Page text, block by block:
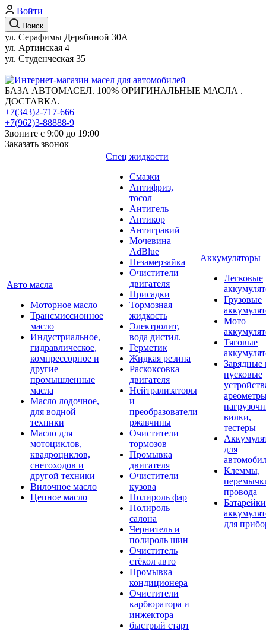
Войти
Поиск
ул. Серафимы Дерябиной 30А
ул. Артинская 4
ул. Студенческая 35
БАЗА АВТОМАСЕЛ. 100% ОРИГИНАЛЬНЫЕ МАСЛА .
ДОСТАВКА.
+7(343)2-717-666
+7(962)3-88888-9
Звоните с 9:00 до 19:00
Заказать звонок
Авто масла
Моторное масло
Трансмиссионное
масло
Индустриальное,
гидравлическое,
компрессорное и
другие
промышленные
масла
Масло лодочное,
для водной
техники
Масло для
мотоциклов,
квадроциклов,
снегоходов и
другой техники
Вилочное масло
Цепное масло
Спец жидкости
Смазки
Антифриз,
тосол
Антигель
Антикор
Антигравий
Мочевина
AdBlue
Незамерзайка
Очистители
двигателя
Присадки
Тормозная
жидкость
Электролит,
вода дистил.
Герметик
Жидкая резина
Раскоксовка
двигателя
Нейтрализаторы
и
преобразователи
ржавчины
Очистители
тормозов
Промывка
двигателя
Очистители
кузова
Полироль фар
Полироль
салона
Чернитель и
полироль шин
Очиститель
стёкол авто
Промывка
кондиционера
Очистители
карбюратора и
инжектора
быстрый старт
Аккумуляторы
Легковые
Грузовые
Мото
Тяговые
Зарядные
пусковые
вилки,
тестеры
для
Клеммы,
провода
для